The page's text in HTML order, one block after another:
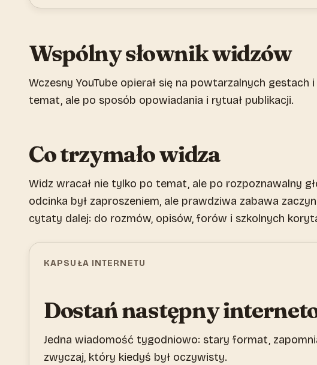
Wspólny słownik widzów
Wczesny YouTube opierał się na powtarzalnych
temat, ale po sposób opowiadania i rytuał publikacji.
Co trzymało widza
Widz wracał nie tylko po temat, ale po rozpoznawalny
odcinka był zaproszeniem, ale prawdziwa zabawa
cytaty dalej: do rozmów, opisów, forów i szkolnych
KAPSUŁA INTERNETU
Dostań następny
Jedna wiadomość tygodniowo: stary format,
zwyczaj, który kiedyś był oczywisty.